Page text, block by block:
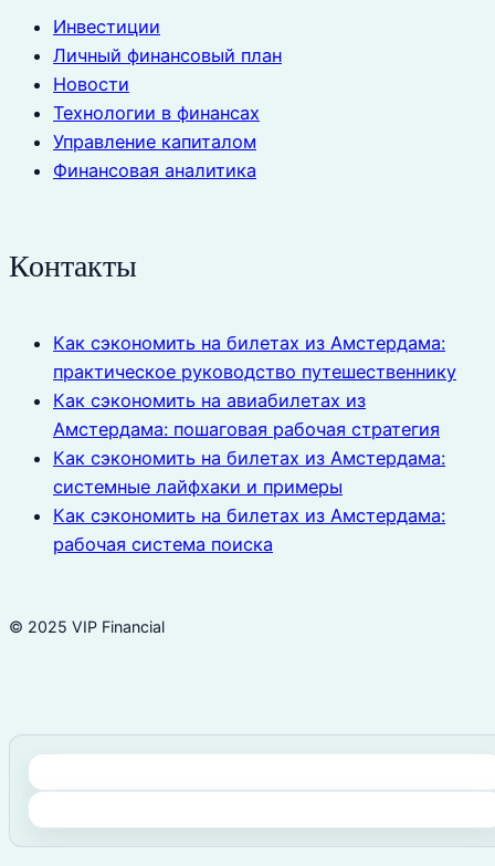
Инвестиции
Личный финансовый план
Новости
Технологии в финансах
Управление капиталом
Финансовая аналитика
Контакты
Как сэкономить на билетах из Амстердама:
практическое руководство путешественнику
Как сэкономить на авиабилетах из
Амстердама: пошаговая рабочая стратегия
Как сэкономить на билетах из Амстердама:
системные лайфхаки и примеры
Как сэкономить на билетах из Амстердама:
рабочая система поиска
© 2025 VIP Financial